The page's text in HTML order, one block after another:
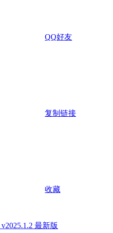
QQ好友
复制链接
收藏
最新版